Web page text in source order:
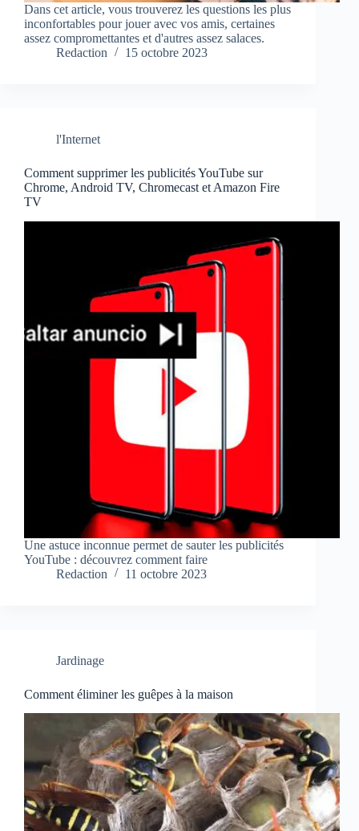
Dans cet article, vous trouverez les questions les plus
inconfortables pour jouer avec vos amis, certaines
assez compromettantes et d'autres assez salaces.
Redaction
15 octobre 2023
l'Internet
Comment supprimer les publicités YouTube sur
Chrome, Android TV, Chromecast et Amazon Fire
TV
Une astuce inconnue permet de sauter les publicités
YouTube : découvrez comment faire
Redaction
11 octobre 2023
Jardinage
Comment éliminer les guêpes à la maison